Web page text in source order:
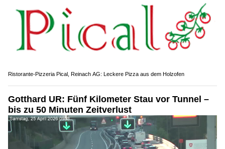
Ristorante-Pizzeria Pical, Reinach AG: Leckere Pizza aus dem Holzofen
Gotthard UR: Fünf Kilometer Stau vor Tunnel –
bis zu 50 Minuten Zeitverlust